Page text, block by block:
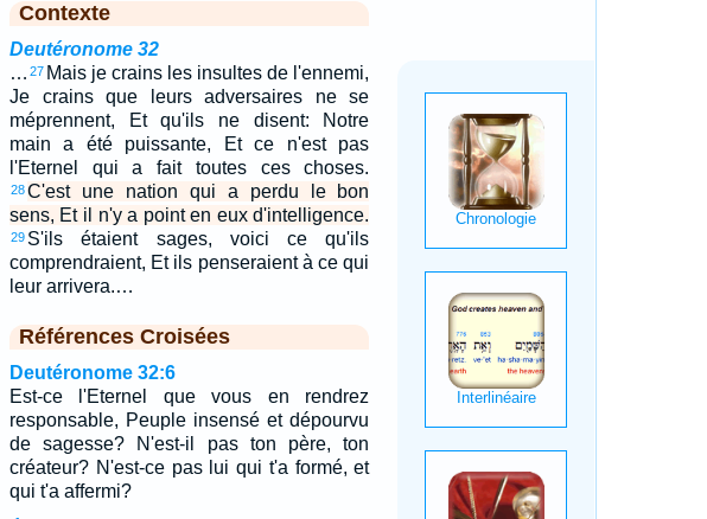
Contexte
Deutéronome 32
… 27 Mais je crains les insultes de l'ennemi,
Je crains que leurs adversaires ne se
méprennent, Et qu'ils ne disent: Notre
main a été puissante, Et ce n'est pas
l'Eternel qui a fait toutes ces choses.
28C'est une nation qui a perdu le bon
sens, Et il n'y a point en eux d'intelligence.
29 S'ils étaient sages, voici ce qu'ils
comprendraient, Et ils penseraient à ce qui
leur arrivera.…
Références Croisées
Deutéronome 32:6
Est-ce l'Eternel que vous en rendrez
responsable, Peuple insensé et dépourvu
de sagesse? N'est-il pas ton père, ton
créateur? N'est-ce pas lui qui t'a formé, et
qui t'a affermi?